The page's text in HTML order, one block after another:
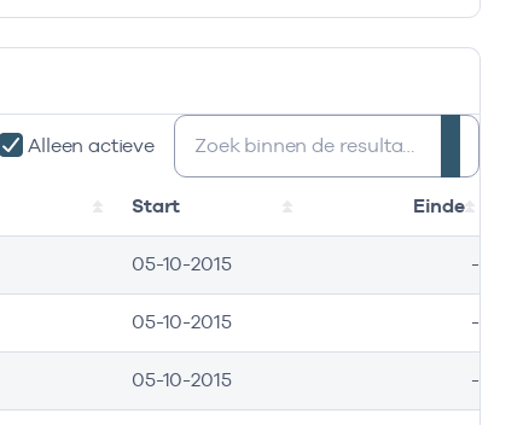
Alleen actieve
Zoeken:
Start Einde
05-10-2015 -
05-10-2015 -
05-10-2015 -